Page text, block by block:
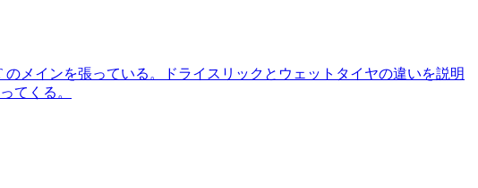
メインを張っている。ドライスリックとウェットタイヤの違いを説明
てくる。